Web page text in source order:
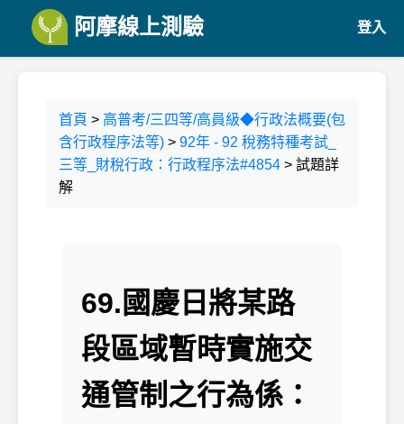
阿摩線上測驗 登入
首頁 > 高普考/三四等/高員級◆行政法概要(包
含行政程序法等) > 92年 - 92 稅務特種考試_
三等_財稅行政：行政程序法#4854 > 試題詳
解
69.國慶日將某路
段區域暫時實施交
通管制之行為係：